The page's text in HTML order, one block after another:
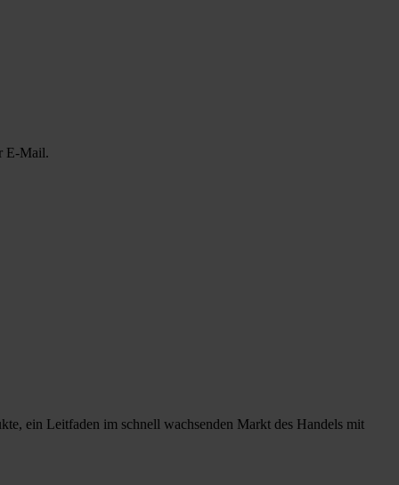
E-Mail.
ein Leitfaden im schnell wachsenden Markt des Handels mit